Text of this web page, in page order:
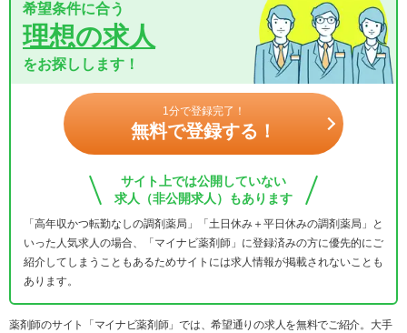
希望条件に合う
理想の求人
をお探しします！
1分で登録完了！
無料で登録する！
サイト上では公開していない
求人（非公開求人）もあります
「高年収かつ転勤なしの調剤薬局」「土日休み＋平日休みの調剤薬局」と
いった人気求人の場合、「マイナビ薬剤師」に登録済みの方に優先的にご
紹介してしまうこともあるためサイトには求人情報が掲載されないことも
あります。
薬剤師のサイト「マイナビ薬剤師」では、希望通りの求人を無料でご紹介。大手